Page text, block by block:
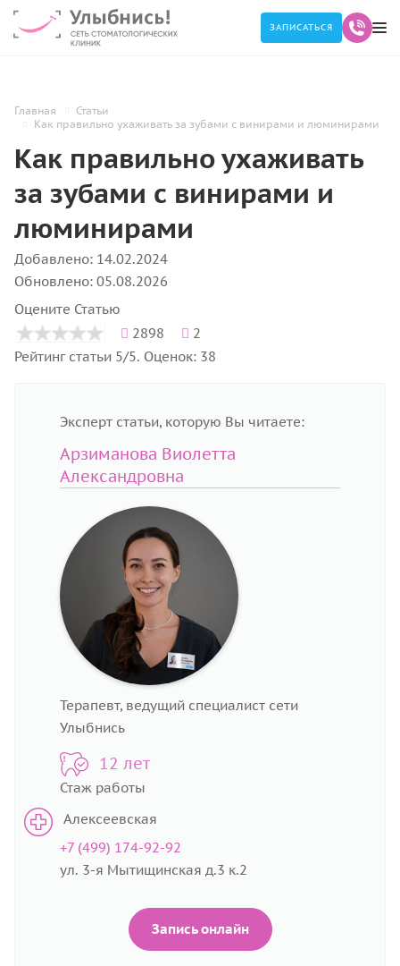
ЗАПИСАТЬСЯ
Главная
Статьи
Как правильно ухаживать за зубами с винирами и люминирами
Как правильно ухаживать
за зубами с винирами и
люминирами
Добавлено: 14.02.2024
Обновлено: 05.08.2026
Оцените Статью
2898
2
Рейтинг статьи 5/5. Оценок: 38
Эксперт статьи, которую Вы читаете:
Арзиманова Виолетта
Александровна
Терапевт, ведущий специалист сети
Улыбнись
12 лет
Стаж работы
Алексеевская
+7 (499) 174-92-92
ул. 3-я Мытищинская д.3 к.2
Запись онлайн